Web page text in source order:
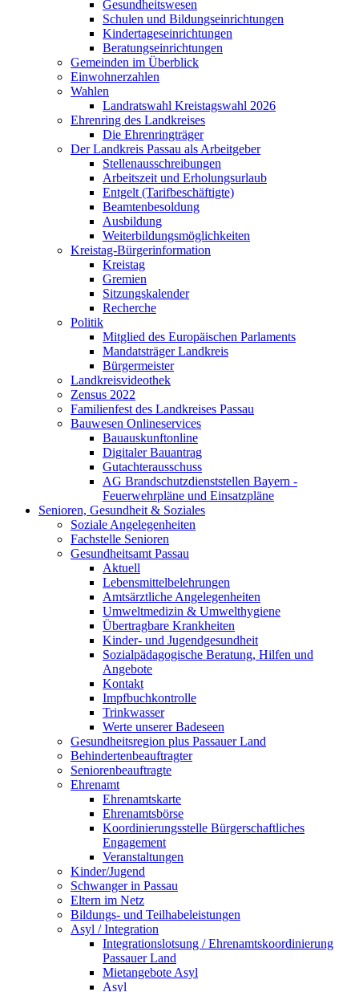
Gesundheitswesen
Schulen und Bildungseinrichtungen
Kindertageseinrichtungen
Beratungseinrichtungen
Gemeinden im Überblick
Einwohnerzahlen
Wahlen
Landratswahl Kreistagswahl 2026
Ehrenring des Landkreises
Die Ehrenringträger
Der Landkreis Passau als Arbeitgeber
Stellenausschreibungen
Arbeitszeit und Erholungsurlaub
Entgelt (Tarifbeschäftigte)
Beamtenbesoldung
Ausbildung
Weiterbildungsmöglichkeiten
Kreistag-Bürgerinformation
Kreistag
Gremien
Sitzungskalender
Recherche
Politik
Mitglied des Europäischen Parlaments
Mandatsträger Landkreis
Bürgermeister
Landkreisvideothek
Zensus 2022
Familienfest des Landkreises Passau
Bauwesen Onlineservices
Bauauskunftonline
Digitaler Bauantrag
Gutachterausschuss
AG Brandschutzdienststellen Bayern -
Feuerwehrpläne und Einsatzpläne
Senioren, Gesundheit & Soziales
Soziale Angelegenheiten
Fachstelle Senioren
Gesundheitsamt Passau
Aktuell
Lebensmittelbelehrungen
Amtsärztliche Angelegenheiten
Umweltmedizin & Umwelthygiene
Übertragbare Krankheiten
Kinder- und Jugendgesundheit
Sozialpädagogische Beratung, Hilfen und
Angebote
Kontakt
Impfbuchkontrolle
Trinkwasser
Werte unserer Badeseen
Gesundheitsregion plus Passauer Land
Behindertenbeauftragter
Seniorenbeauftragte
Ehrenamt
Ehrenamtskarte
Ehrenamtsbörse
Koordinierungsstelle Bürgerschaftliches
Engagement
Veranstaltungen
Kinder/Jugend
Schwanger in Passau
Eltern im Netz
Bildungs- und Teilhabeleistungen
Asyl / Integration
Integrationslotsung / Ehrenamtskoordinierung
Passauer Land
Mietangebote Asyl
Asyl